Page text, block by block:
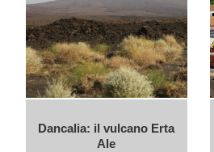
Dancalia: il vulcano Erta
Ale